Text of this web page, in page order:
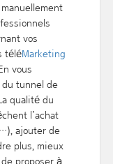
vos
téléMarketing
vous
du tunnel de
qualité du
l’achat
ajouter de
plus, mieux
proposer à